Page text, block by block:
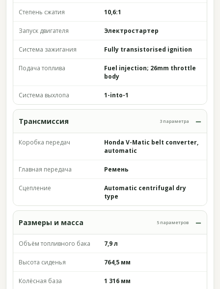
Степень сжатия 10,6:1
Запуск двигателя Электростартер
Система зажигания Fully transistorised ignition
Подача топлива
Fuel injection; 26mm throttle
body
Система выхлопа 1-into-1
Трансмиссия 3 параметра
Коробка передач
Honda V-Matic belt converter,
automatic
Главная передача Ремень
Сцепление
Automatic centrifugal dry
type
Размеры и масса 5 параметров
Объём топливного бака 7,9 л
Высота сиденья 764,5 мм
Колёсная база 1 316 мм